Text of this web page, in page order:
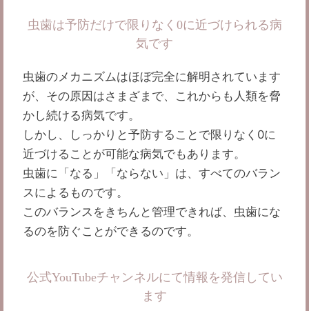
虫歯は予防だけで限りなく0に近づけられる病
気です
虫歯のメカニズムはほぼ完全に解明されています
が、その原因はさまざまで、これからも人類を脅
かし続ける病気です。
しかし、しっかりと予防することで限りなく0に
近づけることが可能な病気でもあります。
虫歯に「なる」「ならない」は、すべてのバラン
スによるものです。
このバランスをきちんと管理できれば、虫歯にな
るのを防ぐことができるのです。
公式YouTubeチャンネルにて情報を発信してい
ます